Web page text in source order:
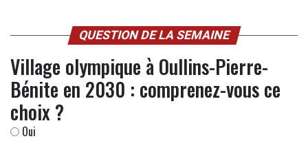
QUESTION DE LA SEMAINE
Village olympique à Oullins-Pierre-
Bénite en 2030 : comprenez-vous ce
choix ?
Oui